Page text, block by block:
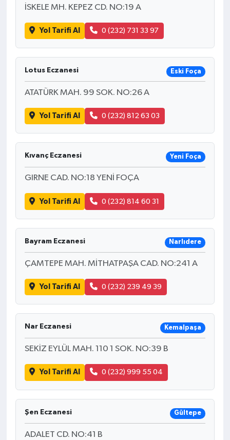
İSKELE MH. KEPEZ CD. NO:19 A
Yol Tarifi Al 0 (232) 731 33 97
Lotus Eczanesi Eski Foça
ATATÜRK MAH. 99 SOK. NO:26 A
Yol Tarifi Al 0 (232) 812 63 03
Kıvanç Eczanesi Yeni Foça
GIRNE CAD. NO:18 YENİ FOÇA
Yol Tarifi Al 0 (232) 814 60 31
Bayram Eczanesi Narlıdere
ÇAMTEPE MAH. MİTHATPAŞA CAD. NO:241 A
Yol Tarifi Al 0 (232) 239 49 39
Nar Eczanesi Kemalpaşa
SEKİZ EYLÜL MAH. 110 1 SOK. NO:39 B
Yol Tarifi Al 0 (232) 999 55 04
Şen Eczanesi Gültepe
ADALET CD. NO:41 B